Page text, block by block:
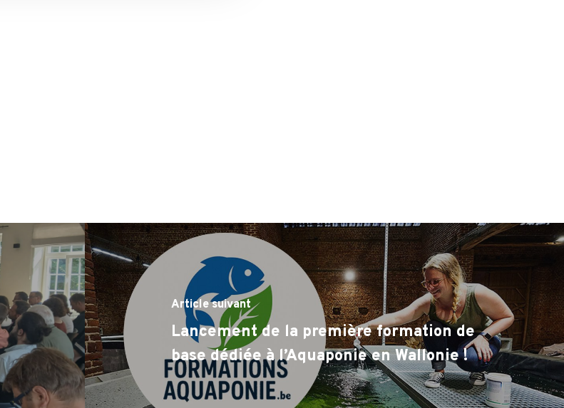
Article suivant
Lancement de la première formation de
base dédiée à l’Aquaponie en Wallonie !